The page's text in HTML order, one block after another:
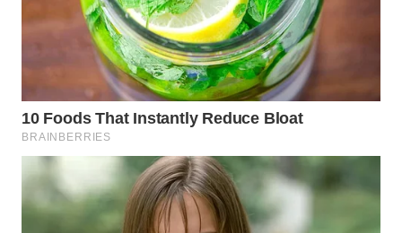
TAPANULI
SERDANG
WN
TEBING
TINGGI